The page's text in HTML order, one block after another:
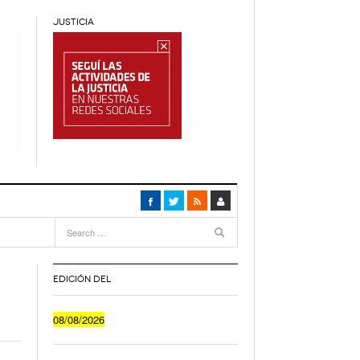
JUSTICIA
Anuncian Obras Para Las Escuelas Del Delta
EDICIÓN DEL
08/08/2026